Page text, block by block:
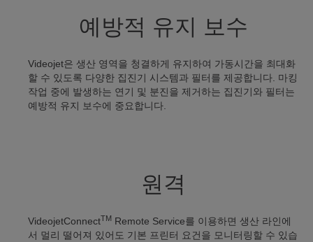
예방적 유지 보수
Videojet은 생산 영역을 청결하게 유지하여 가동시간을 최대화
할 수 있도록 다양한 집진기 시스템과 필터를 제공합니다. 마킹
작업 중에 발생하는 연기 및 분진을 제거하는 집진기와 필터는
예방적 유지 보수에 중요합니다.
원격
VideojetConnectTM Remote Service를 이용하면 생산 라인에
서 멀리 떨어져 있어도 기본 프린터 요건을 모니터링할 수 있습